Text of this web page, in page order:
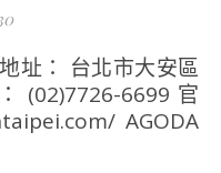
(02)7726-6699 官
AGODA